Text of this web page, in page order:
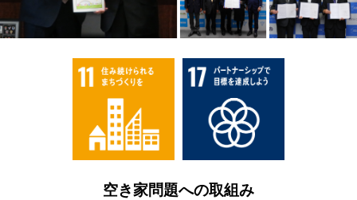
空き家問題への取組み